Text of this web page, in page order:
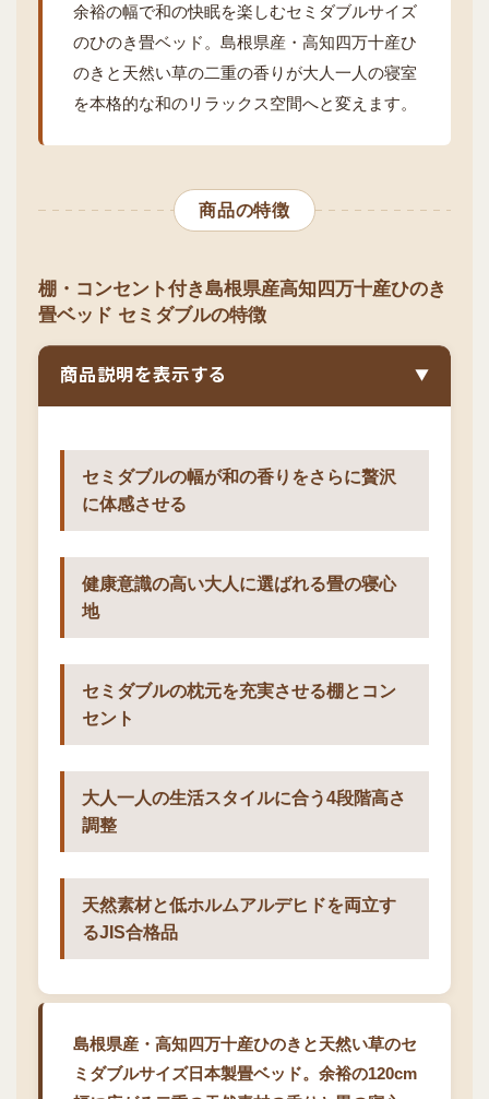
余裕の幅で和の快眠を楽しむセミダブルサイズ
のひのき畳ベッド。島根県産・高知四万十産ひ
のきと天然い草の二重の香りが大人一人の寝室
を本格的な和のリラックス空間へと変えます。
商品の特徴
棚・コンセント付き島根県産高知四万十産ひのき
畳ベッド セミダブルの特徴
商品説明を表示する ▼
セミダブルの幅が和の香りをさらに贅沢
に体感させる
健康意識の高い大人に選ばれる畳の寝心
地
セミダブルの枕元を充実させる棚とコン
セント
大人一人の生活スタイルに合う4段階高さ
調整
天然素材と低ホルムアルデヒドを両立す
るJIS合格品
島根県産・高知四万十産ひのきと天然い草のセ
ミダブルサイズ日本製畳ベッド。余裕の120cm